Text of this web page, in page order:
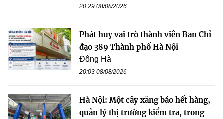
20:29 08/08/2026
Phát huy vai trò thành viên Ban Chỉ
đạo 389 Thành phố Hà Nội
Đông Hà
20:03 08/08/2026
Hà Nội: Một cây xăng báo hết hàng,
quản lý thị trường kiểm tra, trong